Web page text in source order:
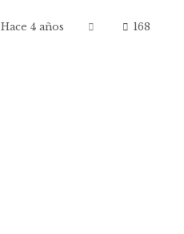
Hace 4 años 168